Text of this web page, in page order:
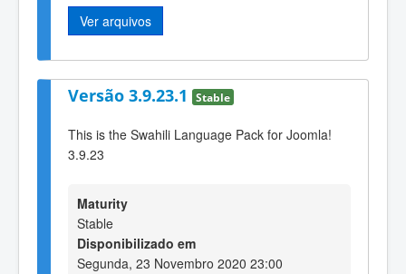
Ver arquivos
Versão 3.9.23.1 Stable
This is the Swahili Language Pack for Joomla!
3.9.23
Maturity
Stable
Disponibilizado em
Segunda, 23 Novembro 2020 23:00